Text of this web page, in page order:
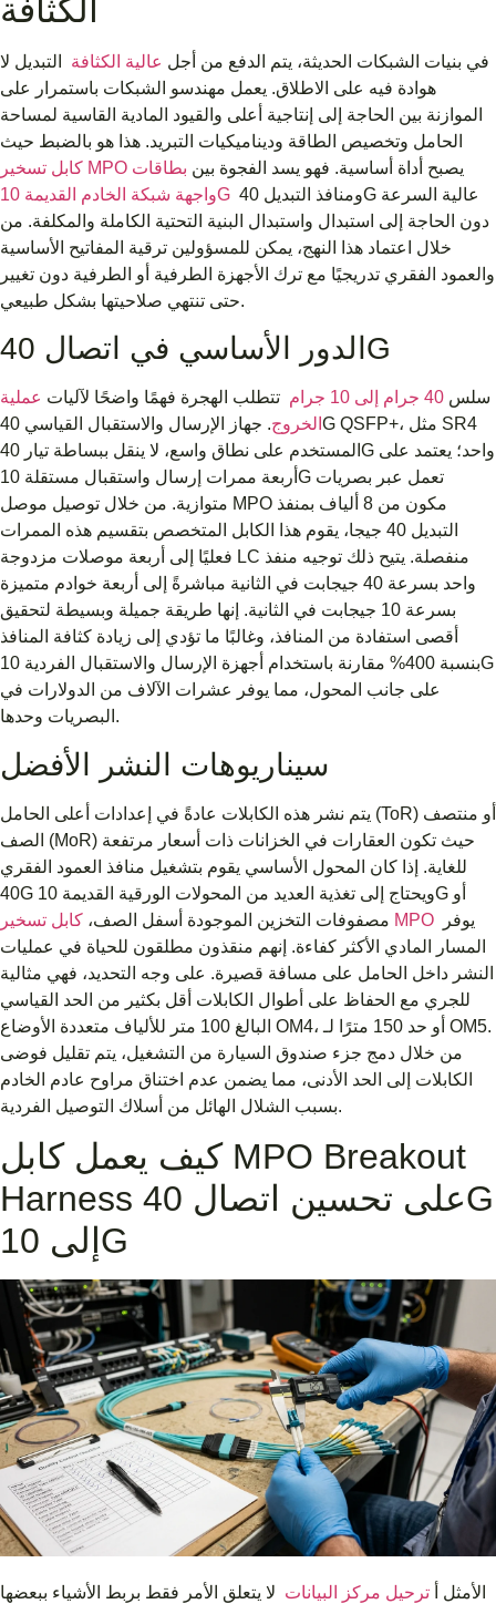
في بنيات الشبكات الحديثة، يتم الدفع من أجل عالية الكثافة
التبديل لا
هوادة فيه على الاطلاق. يعمل مهندسو الشبكات باستمرار على
الموازنة بين الحاجة إلى إنتاجية أعلى والقيود المادية القاسية لمساحة
الحامل وتخصيص الطاقة وديناميكيات التبريد. هذا هو بالضبط حيث
كابل تسخير MPO
يصبح أداة أساسية. فهو يسد الفجوة بين بطاقات
واجهة شبكة الخادم القديمة 10G
دون الحاجة إلى استبدال واستبدال البنية التحتية الكاملة والمكلفة. من
خلال اعتماد هذا النهج، يمكن للمسؤولين ترقية المفاتيح الأساسية
والعمود الفقري تدريجيًا مع ترك الأجهزة الطرفية أو الطرفية دون تغيير
حتى تنتهي صلاحيتها بشكل طبيعي.
الدور الأساسي في اتصال 40G
سلس 40 جرام إلى 10 جرام تتطلب الهجرة فهمًا واضحًا لآليات عملية
الخروج
. جهاز الإرسال والاستقبال القياسي 40G QSFP+، مثل SR4
المستخدم على نطاق واسع، لا ينقل ببساطة تيار 40G واحد؛ يعتمد على
أربعة ممرات إرسال واستقبال مستقلة 10G تعمل عبر بصريات
متوازية. من خلال توصيل موصل MPO مكون من 8 ألياف بمنفذ
التبديل 40 جيجا، يقوم هذا الكابل المتخصص بتقسيم هذه الممرات
فعليًا إلى أربعة موصلات مزدوجة LC منفصلة. يتيح ذلك توجيه منفذ
واحد بسرعة 40 جيجابت في الثانية مباشرةً إلى أربعة خوادم متميزة
بسرعة 10 جيجابت في الثانية. إنها طريقة جميلة وبسيطة لتحقيق
أقصى استفادة من المنافذ، وغالبًا ما تؤدي إلى زيادة كثافة المنافذ
بنسبة 400% مقارنة باستخدام أجهزة الإرسال والاستقبال الفردية 10G
على جانب المحول، مما يوفر عشرات الآلاف من الدولارات في
البصريات وحدها.
سيناريوهات النشر الأفضل
يتم نشر هذه الكابلات عادةً في إعدادات أعلى الحامل (ToR) أو منتصف
الصف (MoR) حيث تكون العقارات في الخزانات ذات أسعار مرتفعة
للغاية. إذا كان المحول الأساسي يقوم بتشغيل منافذ العمود الفقري
40G ويحتاج إلى تغذية العديد من المحولات الورقية القديمة 10G أو
مصفوفات التخزين الموجودة أسفل الصف، كابل تسخير MPO
المسار المادي الأكثر كفاءة. إنهم منقذون مطلقون للحياة في عمليات
النشر داخل الحامل على مسافة قصيرة. على وجه التحديد، فهي مثالية
للجري مع الحفاظ على أطوال الكابلات أقل بكثير من الحد القياسي
البالغ 100 متر للألياف متعددة الأوضاع OM4، أو حد 150 مترًا لـ OM5.
من خلال دمج جزء صندوق السيارة من التشغيل، يتم تقليل فوضى
الكابلات إلى الحد الأدنى، مما يضمن عدم اختناق مراوح عادم الخادم
بسبب الشلال الهائل من أسلاك التوصيل الفردية.
كيف يعمل كابل MPO Breakout
Harness على تحسين اتصال 40G
إلى 10G
الأمثل أ ترحيل مركز البيانات لا يتعلق الأمر فقط بربط الأشياء ببعضها